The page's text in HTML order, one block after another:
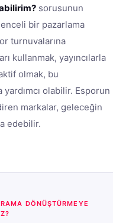
sorusunun
bir pazarlama
turnuvalarına
kullanmak, yayıncılarla
olmak, bu
yardımcı olabilir. Esporun
markalar, geleceğin
edebilir.
DÖNÜŞTÜRMEYE